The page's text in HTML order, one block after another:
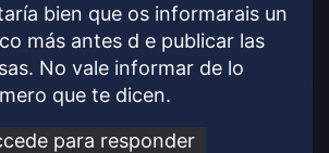
bien que os informarais un
más antes d e publicar las
No vale informar de lo
que te dicen.
para responder